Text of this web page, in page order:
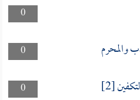
0
0
والمحرم
0
[2]